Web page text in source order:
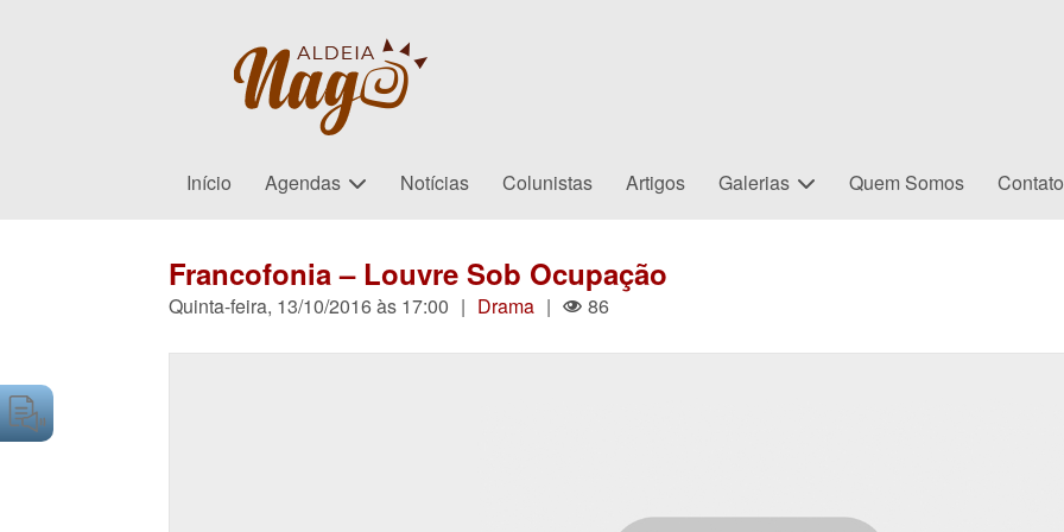
Início Agendas Notícias Colunistas Artigos Galerias Quem Somos Contato
Francofonia – Louvre Sob Ocupação
Quinta-feira, 13/10/2016 às 17:00 | Drama | 86